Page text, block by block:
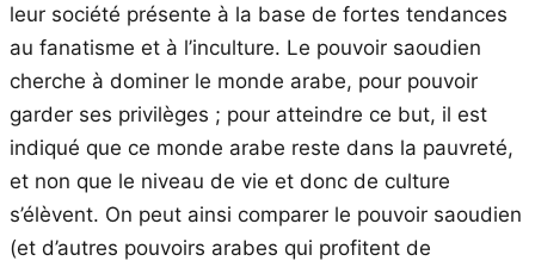
leur société présente à la base de fortes tendances
au fanatisme et à l’inculture. Le pouvoir saoudien
cherche à dominer le monde arabe, pour pouvoir
garder ses privilèges ; pour atteindre ce but, il est
indiqué que ce monde arabe reste dans la pauvreté,
et non que le niveau de vie et donc de culture
s’élèvent. On peut ainsi comparer le pouvoir saoudien
(et d’autres pouvoirs arabes qui profitent de